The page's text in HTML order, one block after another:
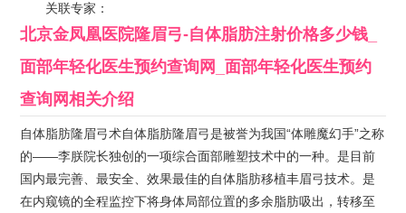
关联专家：
北京金凤凰医院隆眉弓-自体脂肪注射价格多少钱_
面部年轻化医生预约查询网_面部年轻化医生预约
查询网相关介绍
自体脂肪隆眉弓术自体脂肪隆眉弓是被誉为我国“体雕魔幻手”之称
的——李朕院长独创的一项综合面部雕塑技术中的一种。是目前
国内最完善、最安全、效果最佳的自体脂肪移植丰眉弓技术。是
在内窥镜的全程监控下将身体局部位置的多余脂肪吸出，转移至